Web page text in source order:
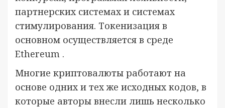
партнерских системах и системах
стимулирования. Токенизация в
основном осуществляется в среде
Ethereum .
Многие криптовалюты работают на
основе одних и тех же исходных кодов, в
которые авторы внесли лишь несколько